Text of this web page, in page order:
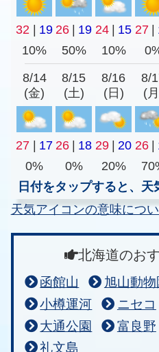
32 | 19 26 | 19 24 | 15 27 |
10%
50% 10%
8/14
(金)
8/15
(土)
8/16
(日)
8/
(
27 | 17 26 | 18 29 | 20 26 |
0%
0% 20%
日付をタップすると、
天気アイコンの意味につ
北海道のお
函館山 旭山動物
小樽運河
ニセコ
大通公園
富良野
礼文島